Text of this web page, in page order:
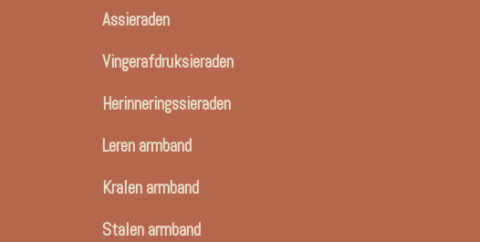
Assieraden
Vingerafdruksieraden
Herinneringssieraden
Leren armband
Kralen armband
Stalen armband